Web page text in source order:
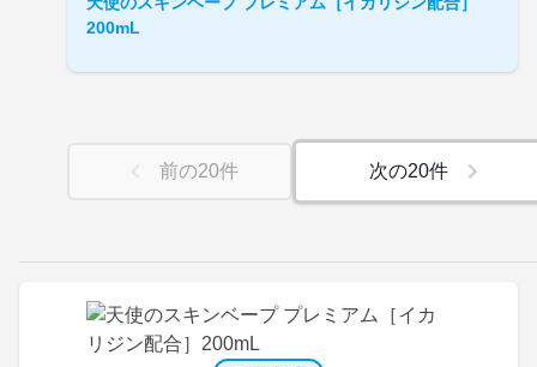
200mL
前の20件 次の20件